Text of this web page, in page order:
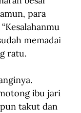
para
memadai
ratu.
ibu jari
takut dan